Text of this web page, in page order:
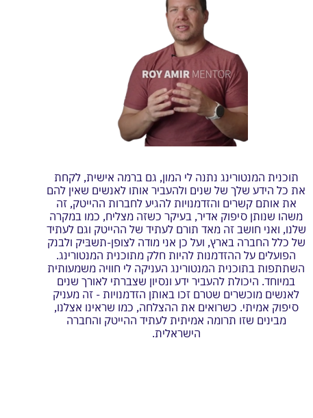
תוכנית המנטורינג נתנה לי המון, גם ברמה אישית, לקחת
את כל הידע שלך של שנים ולהעביר אותו לאנשים שאין להם
את אותם קשרים והזדמנויות להגיע לחברות ההייטק, זה
משהו שנותן סיפוק אדיר, בעיקר כשזה מצליח, כמו במקרה
שלנו, ואני חושב זה מאד תורם לעתיד של ההייטק וגם לעתיד
של כלל החברה בארץ, ועל כן אני מודה לצופן-תשבּיק ולבנק
הפועלים על ההזדמנות להיות חלק מתוכנית המנטורינג.
השתתפות בתוכנית המנטורינג העניקה לי חוויה משמעותית
במיוחד. היכולת להעביר ידע ונסיון שצברתי לאורך שנים
לאנשים מוכשרים שטרם זכו באותן הזדמנויות - זה מעניק
סיפוק אמיתי. כשרואים את ההצלחה, כמו שראינו אצלנו,
מבינים שזו תרומה אמיתית לעתיד ההייטק והחברה
הישראלית.